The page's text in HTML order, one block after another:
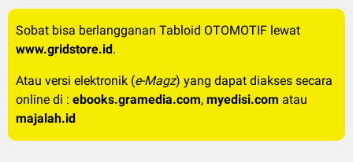
Sobat bisa berlangganan Tabloid OTOMOTIF lewat
www.gridstore.id .
Atau versi elektronik (e-Magz) yang dapat diakses secara
online di : ebooks.gramedia.com, myedisi.com atau
majalah.id